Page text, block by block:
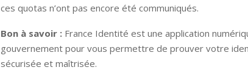
ces quotas n’ont pas encore été communiqués.
Bon à savoir : France Identité est une application
gouvernement pour vous permettre de prouver votre
sécurisée et maîtrisée.